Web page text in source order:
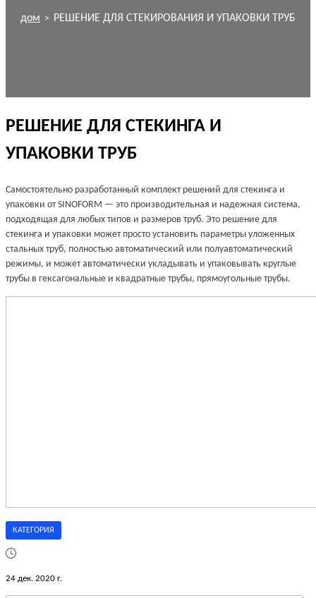
дом > РЕШЕНИЕ ДЛЯ СТЕКИРОВАНИЯ И УПАКОВКИ ТРУБ
РЕШЕНИЕ ДЛЯ СТЕКИНГА И
УПАКОВКИ ТРУБ
Самостоятельно разработанный комплект решений для стекинга и
упаковки от SINOFORM — это производительная и надежная система,
подходящая для любых типов и размеров труб. Это решение для
стекинга и упаковки может просто установить параметры уложенных
стальных труб, полностью автоматический или полуавтоматический
режимы, и может автоматически укладывать и упаковывать круглые
трубы в гексагональные и квадратные трубы, прямоугольные трубы.
КАТЕГОРИЯ
24 дек. 2020 г.